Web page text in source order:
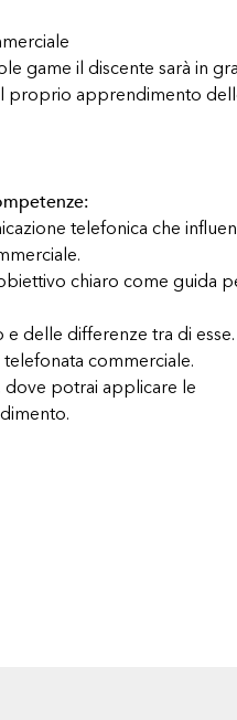
game il discente sarà in
proprio apprendimento
telefonica che
chiaro come guida
delle differenze tra di esse.
commerciale.
dove potrai applicare le